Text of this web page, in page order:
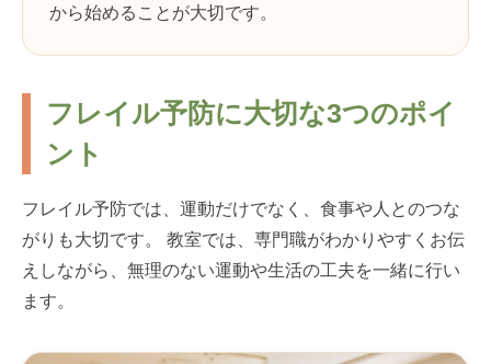
から始めることが大切です。
フレイル予防に大切な3つのポイ
ント
フレイル予防では、運動だけでなく、食事や人とのつな
がりも大切です。 教室では、専門職がわかりやすくお伝
えしながら、無理のない運動や生活の工夫を一緒に行い
ます。